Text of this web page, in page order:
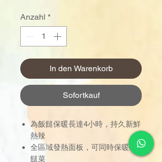
Anzahl *
In den Warenkorb
Sofortkauf
為飯餸保暖長達4小時，持久新鮮
熱辣
全區域發熱面板，可同時保暖6道
餸菜